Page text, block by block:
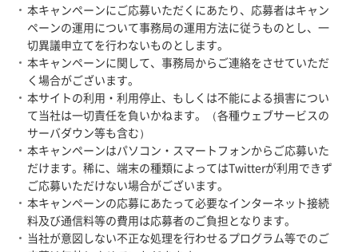
本キャンペーンにご応募いただくにあたり、応募者はキャン
ペーンの運用について事務局の運用方法に従うものとし、一
切異議申立てを行わないものとします。
本キャンペーンに関して、事務局からご連絡をさせていただ
く場合がございます。
本サイトの利用・利用停止、もしくは不能による損害につい
て当社は一切責任を負いかねます。（各種ウェブサービスの
サーバダウン等も含む）
本キャンペーンはパソコン・スマートフォンからご応募いた
だけます。稀に、端末の種類によってはTwitterが利用できず
ご応募いただけない場合がございます。
本キャンペーンの応募にあたって必要なインターネット接続
料及び通信料等の費用は応募者のご負担となります。
当社が意図しない不正な処理を行わせるプログラム等でのご